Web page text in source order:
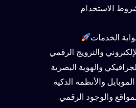
الاستخدام
الخدمات
والترويج الرقمي
والهوية البصرية
والأنظمة الذكية
والوجود الرقمي